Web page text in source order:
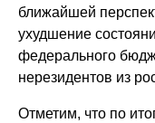
ближайшей
ухудшение
федерального
нерезидентов из
Отметим, что по